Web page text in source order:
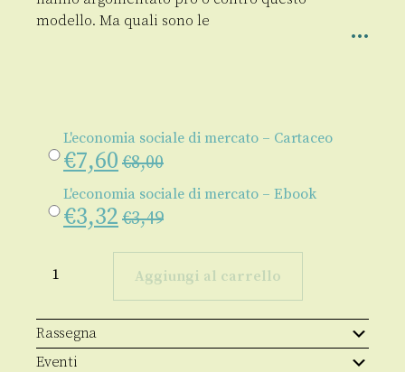
modello. Ma quali sono le
L'economia sociale di mercato – Cartaceo
€7,60 €8,00
L'economia sociale di mercato – Ebook
€3,32 €3,49
sociale
quantità
Aggiungi al carrello
Rassegna
Eventi